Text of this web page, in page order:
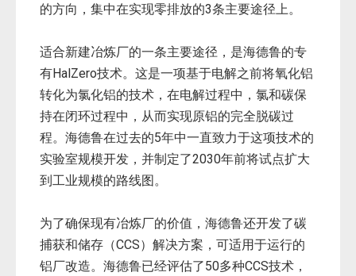
的方向，集中在实现零排放的3条主要途径上。
适合新建冶炼厂的一条主要途径，是海德鲁的专
有HalZero技术。这是一项基于电解之前将氧化铝
转化为氯化铝的技术，在电解过程中，氯和碳保
持在闭环过程中，从而实现原铝的完全脱碳过
程。海德鲁在过去的5年中一直致力于这项技术的
实验室规模开发，并制定了2030年前将试点扩大
到工业规模的路线图。
为了确保现有冶炼厂的价值，海德鲁还开发了碳
捕获和储存（CCS）解决方案，可适用于运行的
铝厂改造。海德鲁已经评估了50多种CCS技术，